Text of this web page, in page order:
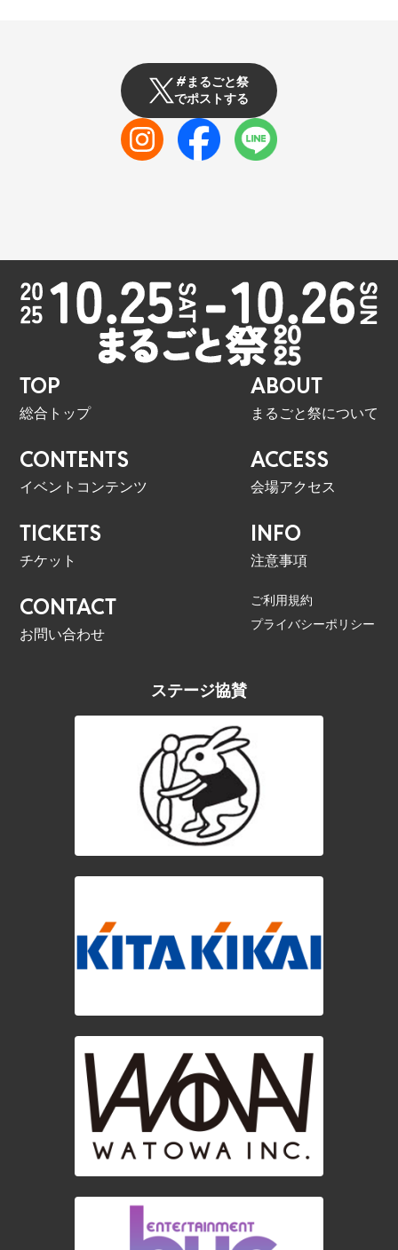
#まるごと祭
でポストする
TOP
総合トップ
CONTENTS
イベントコンテンツ
TICKETS
チケット
CONTACT
お問い合わせ
ABOUT
まるごと祭について
ACCESS
会場アクセス
INFO
注意事項
ご利用規約
プライバシーポリシー
ステージ協賛